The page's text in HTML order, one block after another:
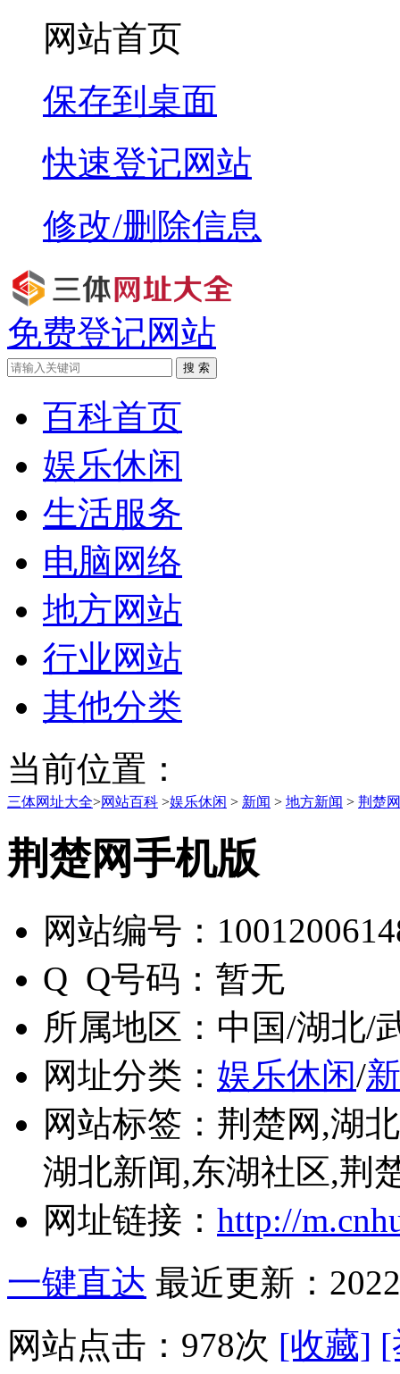
网站首页
保存到桌面
快速登记网站
修改/删除信息
免费登记网站
搜 索
百科首页
娱乐休闲
生活服务
电脑网络
地方网站
行业网站
其他分类
当前位置：
三体网址大全>网站百科 >娱乐休闲 > 新闻 > 地方新闻 > 荆楚
荆楚网手机版
网站编号：
Q Q号码： 暂无
所属地区： 中国/湖北/
网址分类： 娱乐休闲/
网站标签： 荆楚网,湖
湖北新闻,东湖社区,荆
网址链接： http://
一键直达 最近更新：
网站点击： 978次 [收藏] [